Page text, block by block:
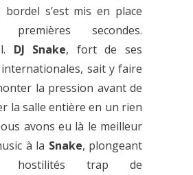
bordel s’est mis en place
secondes.
DJ Snake, fort de ses
sait y faire
la pression avant de
la salle entière en un rien
avons eu là le meilleur
à la Snake, plongeant
hostilités trap de